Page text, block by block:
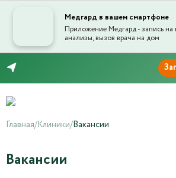
Медгард в вашем смартфоне
Приложение Медгард - запись на
анализы, вызов врача на дом
Главная/Клиники/Вакансии
Вакансии